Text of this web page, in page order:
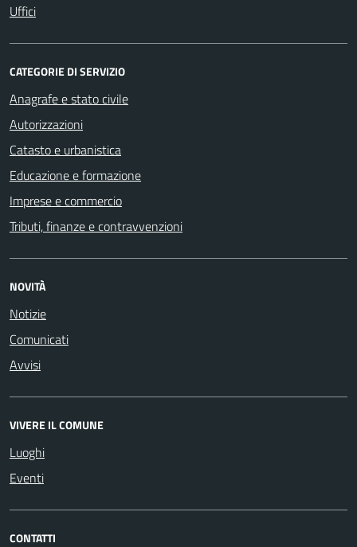
Uffici
CATEGORIE DI SERVIZIO
Anagrafe e stato civile
Autorizzazioni
Catasto e urbanistica
Educazione e formazione
Imprese e commercio
Tributi, finanze e contravvenzioni
NOVITÀ
Notizie
Comunicati
Avvisi
VIVERE IL COMUNE
Luoghi
Eventi
CONTATTI